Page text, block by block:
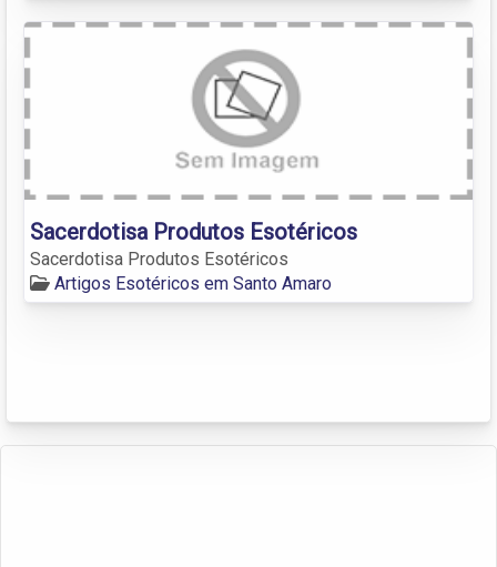
Sacerdotisa Produtos Esotéricos
Sacerdotisa Produtos Esotéricos
Artigos Esotéricos em Santo Amaro